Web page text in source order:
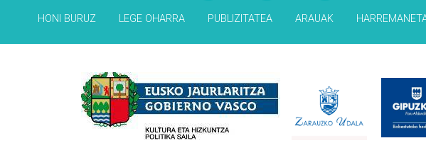
HONI BURUZ LEGE OHARRA PUBLIZITATEA ARAUAK